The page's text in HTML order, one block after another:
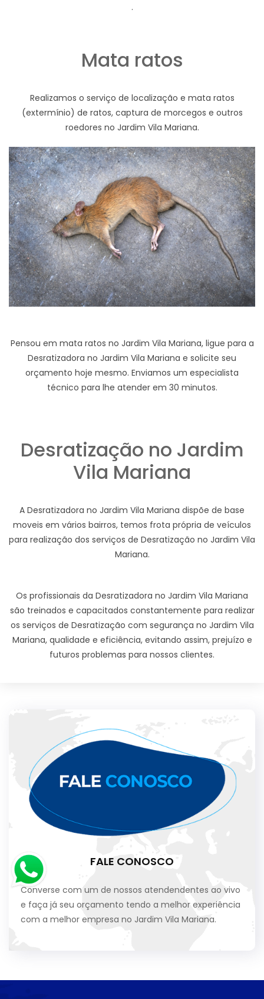
.
Mata ratos
Realizamos o serviço de localização e mata ratos
(extermínio) de ratos, captura de morcegos e outros
roedores no Jardim Vila Mariana.
Pensou em mata ratos no Jardim Vila Mariana, ligue para a
Desratizadora no Jardim Vila Mariana e solicite seu
orçamento hoje mesmo. Enviamos um especialista
técnico para lhe atender em 30 minutos.
Desratização no Jardim
Vila Mariana
A Desratizadora no Jardim Vila Mariana dispõe de base
moveis em vários bairros, temos frota própria de veículos
para realização dos serviços de Desratização no Jardim Vila
Mariana.
Os profissionais da Desratizadora no Jardim Vila Mariana
são treinados e capacitados constantemente para realizar
os serviços de Desratização com segurança no Jardim Vila
Mariana, qualidade e eficiência, evitando assim, prejuízo e
futuros problemas para nossos clientes.
FALE CONOSCO
Converse com um de nossos atendendentes ao vivo
e faça já seu orçamento tendo a melhor experiência
com a melhor empresa no Jardim Vila Mariana.